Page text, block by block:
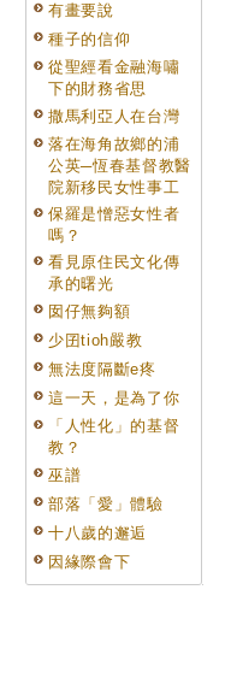
有畫要說
種子的信仰
從聖經看金融海嘯
下的財務省思
撒馬利亞人在台灣
落在海角故鄉的浦
公英─恆春基督教醫
院新移民女性事工
保羅是憎惡女性者
嗎？
看見原住民文化傳
承的曙光
囡仔無夠額
少囝tioh嚴教
無法度隔斷e疼
這一天，是為了你
「人性化」的基督
教？
巫譜
部落「愛」體驗
十八歲的邂逅
因緣際會下